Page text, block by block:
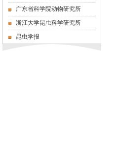
广东省科学院动物研究所
浙江大学昆虫科学研究所
昆虫学报